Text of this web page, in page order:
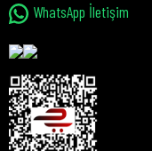
WhatsApp İletişim